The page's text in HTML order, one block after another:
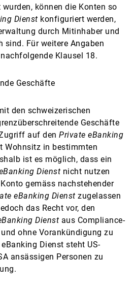
wurden, können die Konten so
Dienst konfiguriert werden,
durch Mitinhaber und
sind. Für weitere Angaben
Klausel 18.
Geschäfte
den schweizerischen
Geschäfte
auf den Private eBanking
Wohnsitz in bestimmten
ist es möglich, dass ein
Dienst nicht nutzen
gemäss nachstehender
eBanking Dienst zugelassen
das Recht vor, den
Dienst aus Compliance-
ohne Vorankündigung zu
Dienst steht US-
ansässigen Personen zu